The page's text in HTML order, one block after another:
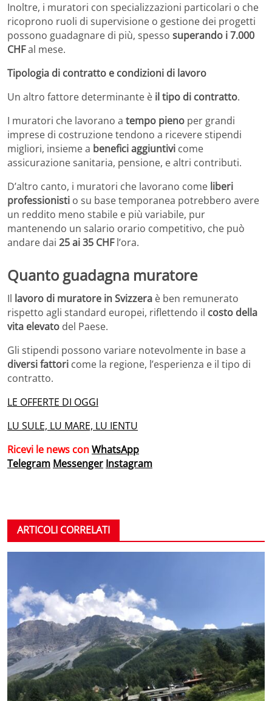
Inoltre, i muratori con specializzazioni particolari o che
ricoprono ruoli di supervisione o gestione dei progetti
possono guadagnare di più, spesso superando i 7.000
CHFal mese.
Tipologia di contratto e condizioni di lavoro
Un altro fattore determinante è il tipo di contratto.
I muratori che lavorano a tempo pieno per grandi
imprese di costruzione tendono a ricevere stipendi
migliori, insieme a benefici aggiuntivi come
assicurazione sanitaria, pensione, e altri contributi.
D’altro canto, i muratori che lavorano come liberi
professionisti o su base temporanea potrebbero avere
un reddito meno stabile e più variabile, pur
mantenendo un salario orario competitivo, che può
andare dai 25 ai 35 CHFl’ora.
Quanto guadagna muratore
Il lavoro di muratore in Svizzera è ben remunerato
rispetto agli standard europei, riflettendo il costo della
vita elevato del Paese.
Gli stipendi possono variare notevolmente in base a
diversi fattori come la regione, l’esperienza e il tipo di
contratto.
LE OFFERTE DI OGGI
LU SULE, LU MARE, LU IENTU
Ricevi le news conWhatsApp
Telegram Messenger Instagram
ARTICOLI CORRELATI